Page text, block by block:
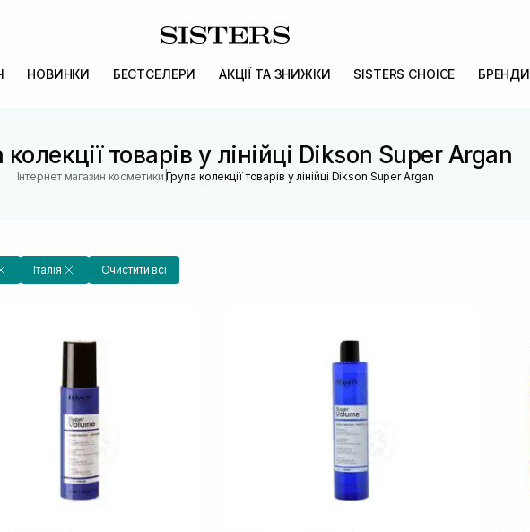
НОВИНКИ БЕСТСЕЛЕРИ АКЦІЇ ТА ЗНИЖКИ SISTERS CHOICE БРЕНДИ
колекції товарів у лінійці Dikson Super Argan
Інтернет магазин косметики |Група колекції товарів у лінійці Dikson Super Argan
Італія Очистити всі